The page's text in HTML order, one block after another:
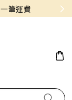
筆運費